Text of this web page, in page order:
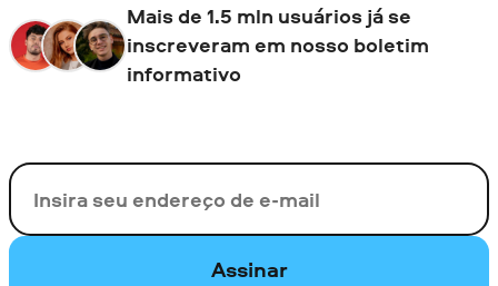
Mais de 1.5 mln usuários já se
inscreveram em nosso boletim
informativo
Seu e-mail
Assinar